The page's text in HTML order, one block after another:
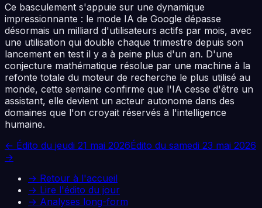
Ce basculement s'appuie sur une dynamique
impressionnante : le mode IA de Google dépasse
désormais un milliard d'utilisateurs actifs par mois, avec
une utilisation qui double chaque trimestre depuis son
lancement en test il y a à peine plus d'un an. D'une
conjecture mathématique résolue par une machine à la
refonte totale du moteur de recherche le plus utilisé au
monde, cette semaine confirme que l'IA cesse d'être un
assistant, elle devient un acteur autonome dans des
domaines que l'on croyait réservés à l'intelligence
humaine.
← Édito du jeudi 21 mai 2026Édito du samedi 23 mai 2026
→
→ Retour à l'accueil
→ Lire l'édito du jour
→ Analyses long-form